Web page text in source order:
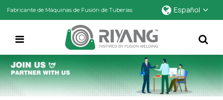
Fabricante de Máquinas de Fusión de Tuberías Español